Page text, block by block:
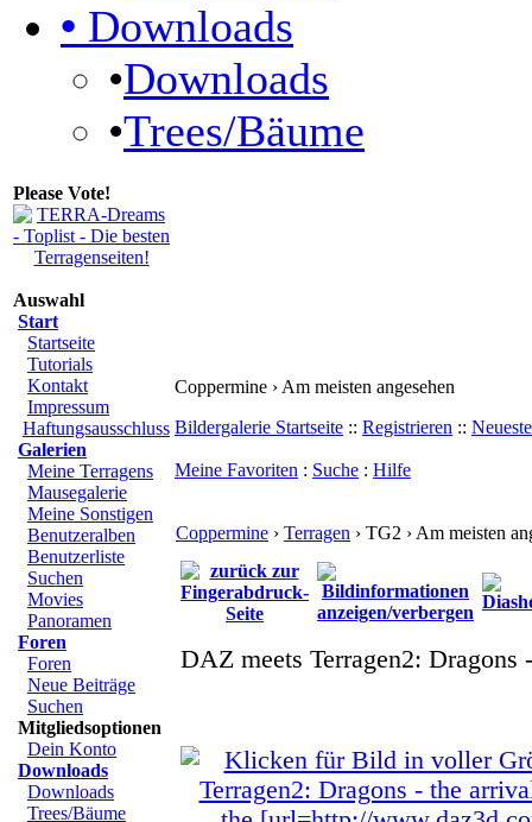
• Downloads
•Downloads
•Trees/Bäume
Please Vote!
Auswahl
Start
Startseite
Tutorials
Kontakt
Impressum
Haftungsausschluss
Galerien
Meine Terragens
Mausegalerie
Meine Sonstigen
Benutzeralben
Benutzerliste
Suchen
Movies
Panoramen
Foren
Foren
Neue Beiträge
Suchen
Mitgliedsoptionen
Dein Konto
Downloads
Downloads
Trees/Bäume
Coppermine › Am meisten angesehen
Bildergalerie Startseite :: Registrieren ::
Meine Favoriten : Suche : Hilfe
Coppermine › Terragen › TG2 › Am meisten
DAZ meets Terragen2: Dragons